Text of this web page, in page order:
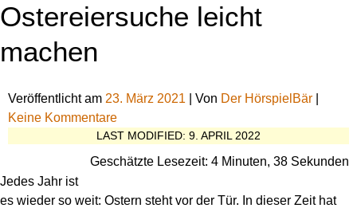
Ostereiersuche leicht
machen
Veröffentlicht am 23. März 2021 | Von Der HörspielBär
Keine Kommentare
LAST MODIFIED: 9. APRIL 2022
Geschätzte Lesezeit: 4 Minuten, 38 Sekunden
Jedes Jahr ist
es wieder so weit: Ostern steht vor der Tür. In dieser Zeit hat